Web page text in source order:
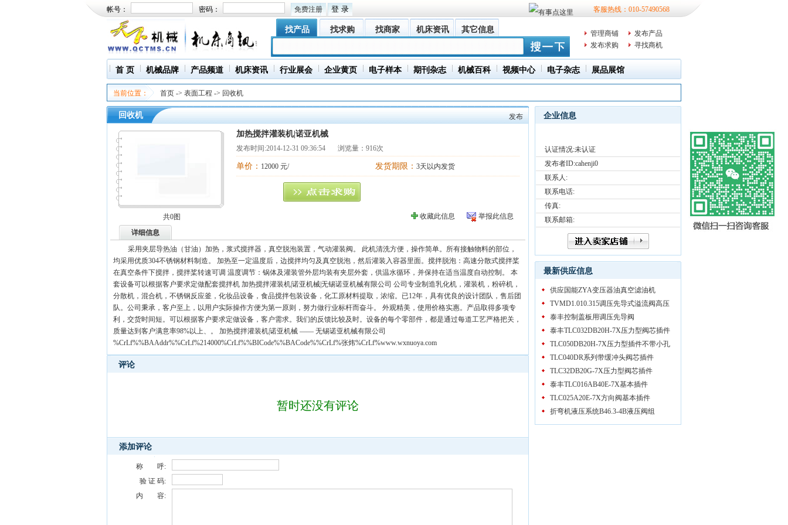
帐号： 密码： 免费注册 客服热线：010-57490568
找产品 找求购 找商家 机床资讯 其它信息 管理商铺
发布产品
发布求购
寻找商机
首 页 机械品牌 产品频道 机床资讯 行业展会 企业黄页 电子样本 期刊杂志 机械百科 视频中心 电子杂志 展品展馆
当前位置： 首页 -> 表面工程 -> 回收机
回收机 发布
共0图
加热搅拌灌装机|诺亚机械
发布时间:2014-12-31 09:36:54 浏览量：916次
单价： 12000 元/ 发货期限： 3天以内发货
举报此信息
收藏此信息
详细信息
采用夹层导热油（甘油）加热，浆式搅拌器，真空脱泡装置，气动灌装阀。 此机清洗方便，操作简单。所有接触物料的部位，
均采用优质304不锈钢材料制造。 加热至一定温度后，边搅拌均匀及真空脱泡，然后灌装入容器里面。搅拌脱泡：高速分散式搅拌桨
在真空条件下搅拌，搅拌桨转速可调 温度调节：锅体及灌装管外层均装有夹层外套，供温水循环，并保持在适当温度自动控制。 本
套设备可以根据客户要求定做配套搅拌机 加热搅拌灌装机|诺亚机械|无锡诺亚机械有限公司 公司专业制造乳化机，灌装机，粉碎机，
分散机，混合机，不锈钢反应釜，化妆品设备，食品搅拌包装设备，化工原材料提取，浓缩。已12年，具有优良的设计团队，售后团
队。公司秉承，客户至上，以用户实际操作方便为第一原则，努力做行业标杆而奋斗。 外观精美，使用价格实惠。产品取得多项专
利，交货时间短。可以根据客户要求定做设备，客户需求。我们的反馈比较及时。设备的每个零部件，都是通过每道工艺严格把关，
质量达到客户满意率98%以上、。 加热搅拌灌装机|诺亚机械 —— 无锡诺亚机械有限公司
%CrLf%%BAAddr%%CrLf%214000%CrLf%%BICode%%BACode%%CrLf%张炜%CrLf%www.wxnuoya.com
评论
暂时还没有评论
添加评论
称 呼:
验 证 码:
内 容:
企业信息
认证情况:未认证
发布者ID:cahenji0
联系人:
联系电话:
传真:
联系邮箱:
最新供应信息
供应国能ZYA变压器油真空滤油机
TVMD1.010.315调压先导式溢流阀高压
泰丰控制盖板用调压先导阀
泰丰TLC032DB20H-7X压力型阀芯插件
TLC050DB20H-7X压力型插件不带小孔
TLC040DR系列带缓冲头阀芯插件
TLC32DB20G-7X压力型阀芯插件
泰丰TLC016AB40E-7X基本插件
TLC025A20E-7X方向阀基本插件
折弯机液压系统B46.3-4B液压阀组